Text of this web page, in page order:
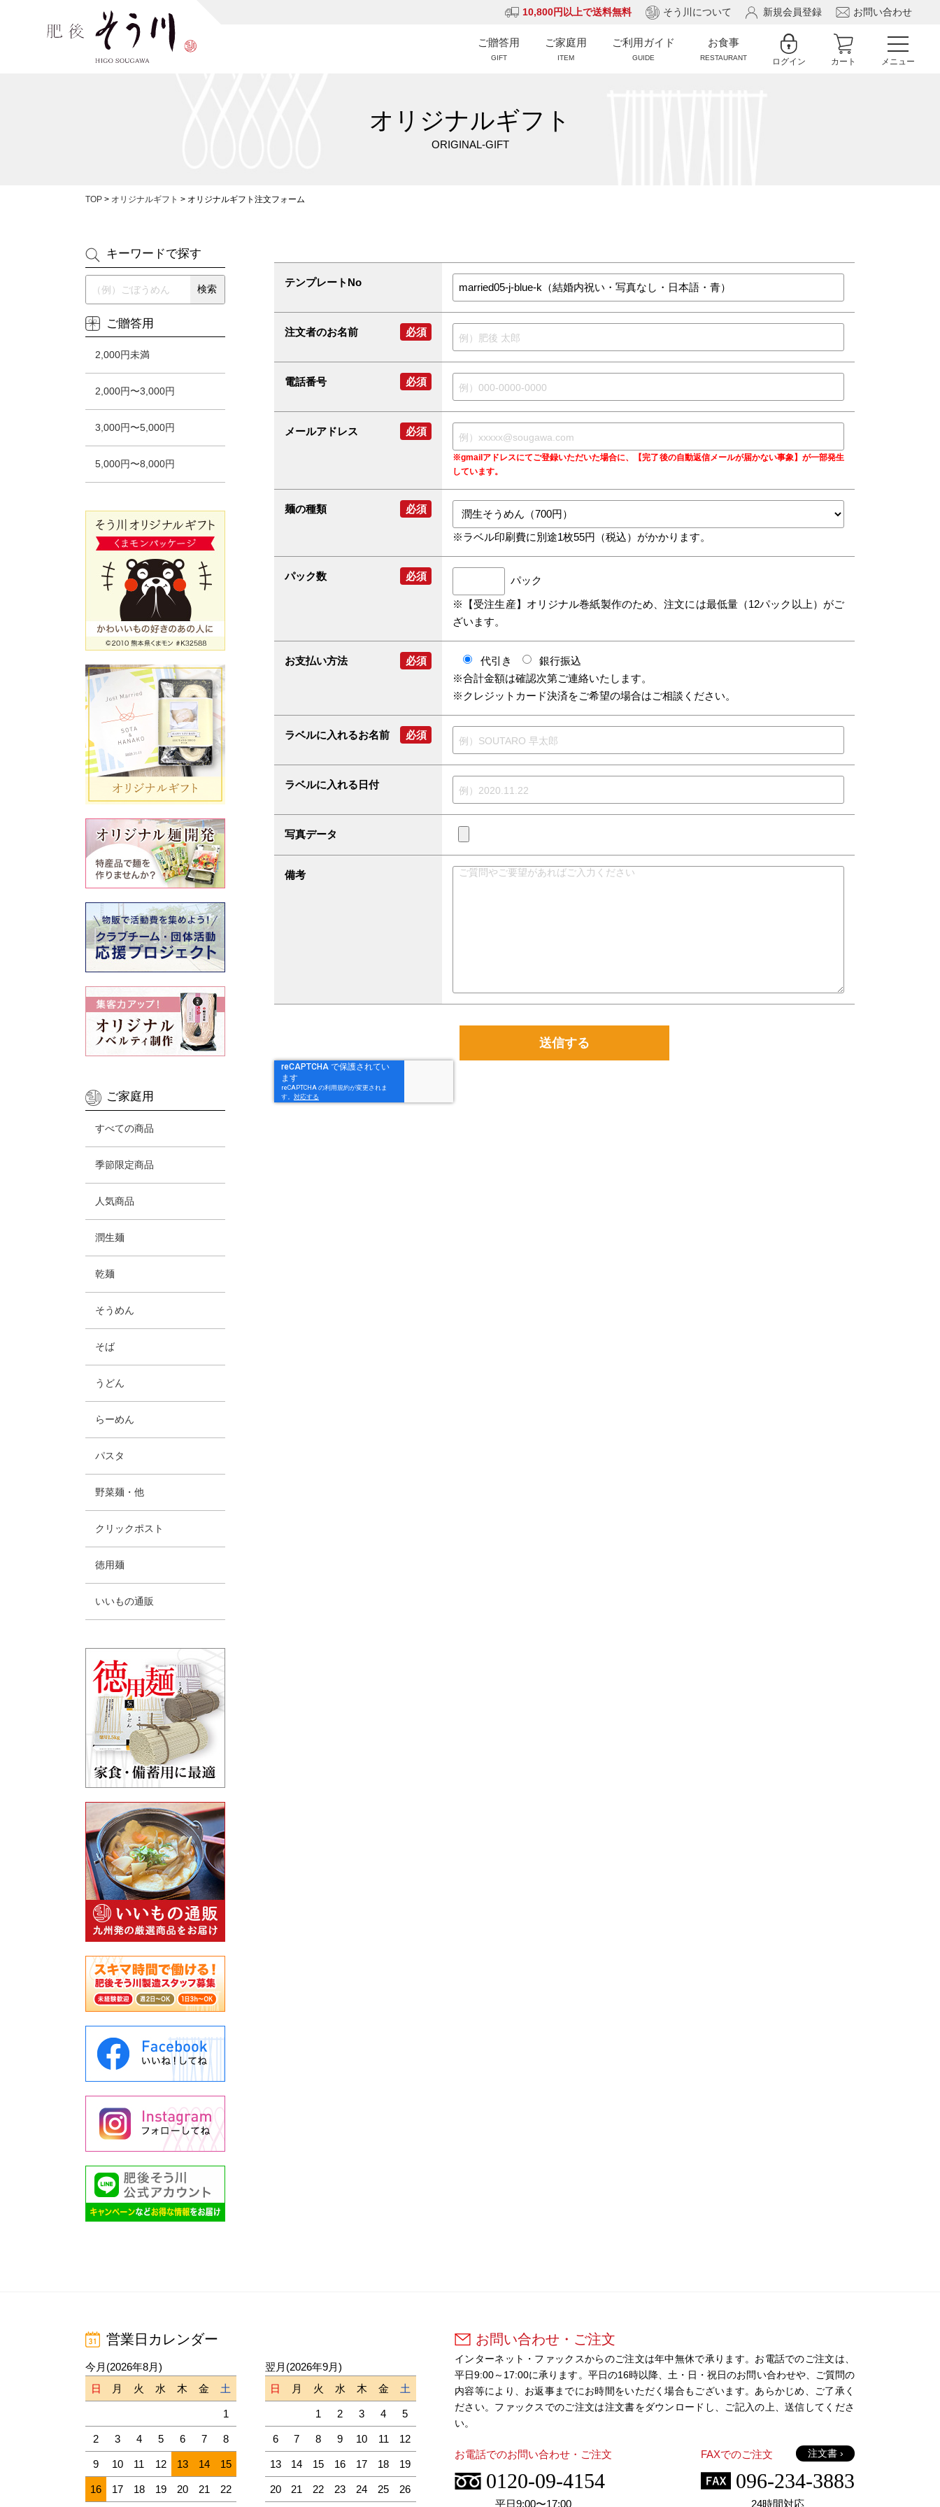
10,800円以上で送料無料 そう川について 新規会員登録 お問い合わせ
ご贈答用
GIFT
ご家庭用
ITEM
ご利用ガイド
GUIDE
お食事
RESTAURANT ログイン カート メニュー
オリジナルギフト
ORIGINAL-GIFT
TOP > オリジナルギフト > オリジナルギフト注文フォーム
テンプレートNo
注文者のお名前 必須
電話番号 必須
メールアドレス 必須
※gmailアドレスにてご登録いただいた場合に、【完了後の自動返信メールが届かない事象】が一部発生
しています。
麺の種類 必須
※ラベル印刷費に別途1枚55円（税込）がかかります。
パック数 必須 パック
※【受注生産】オリジナル巻紙製作のため、注文には最低量（12パック以上）がご
ざいます。
お支払い方法 必須 代引き
銀行振込
※合計金額は確認次第ご連絡いたします。
※クレジットカード決済をご希望の場合はご相談ください。
ラベルに入れるお名前 必須
ラベルに入れる日付
写真データ
備考
キーワードで探す
ご贈答用
2,000円未満
2,000円〜3,000円
3,000円〜5,000円
5,000円〜8,000円
ご家庭用
すべての商品
季節限定商品
人気商品
潤生麺
乾麺
そうめん
そば
うどん
らーめん
パスタ
野菜麺・他
クリックポスト
徳用麺
いいもの通販
営業日カレンダー
今月(2026年8月)
日
月 火 水 木 金 土
1
2 3 4 5 6 7 8
9 10 11 12 13 14 15
16 17 18 19 20 21 22
翌月(2026年9月)
日
月 火 水 木 金 土
1 2 3 4 5
6 7 8 9 10 11 12
13 14 15 16 17 18 19
20 21 22 23 24 25 26
お問い合わせ・ご注文
インターネット・ファックスからのご注文は年中無休で承ります。お電話でのご注文は、
平日9:00～17:00に承ります。平日の16時以降、土・日・祝日のお問い合わせや、ご質問の
内容等により、お返事までにお時間をいただく場合もございます。あらかじめ、ご了承く
ださい。ファックスでのご注文は注文書をダウンロードし、ご記入の上、送信してくださ
い。
お電話でのお問い合わせ・ご注文
0120-09-4154
平日9:00〜17:00
FAXでのご注文 注文書 ›
096-234-3883
24時間対応